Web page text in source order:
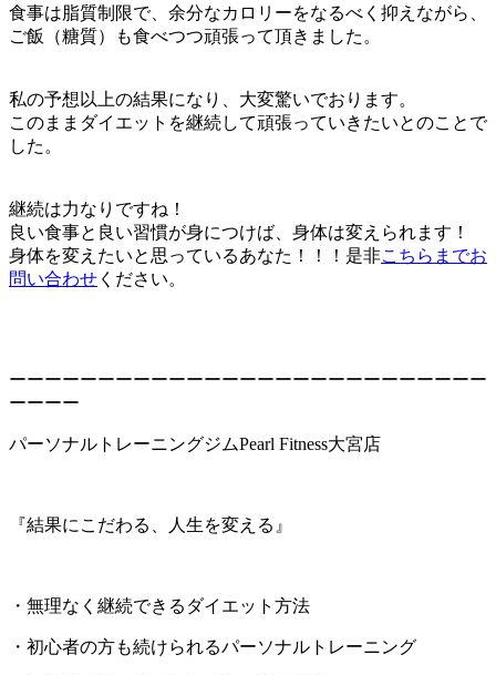
食事は脂質制限で、余分なカロリーをなるべく抑えながら、
ご飯（糖質）も食べつつ頑張って頂きました。
私の予想以上の結果になり、大変驚いでおります。
このままダイエットを継続して頑張っていきたいとのことで
した。
継続は力なりですね！
良い食事と良い習慣が身につけば、身体は変えられます！
身体を変えたいと思っているあなた！！！是非こちらまでお
問い合わせ ください。
ーーーーーーーーーーーーーーーーーーーーーーーーーーー
ーーーー
パーソナルトレーニングジムPearl Fitness大宮店
『結果にこだわる、人生を変える』
・無理なく継続できるダイエット方法
・初心者の方も続けられるパーソナルトレーニング